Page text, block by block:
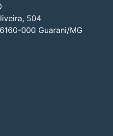
504
000 Guarani/MG